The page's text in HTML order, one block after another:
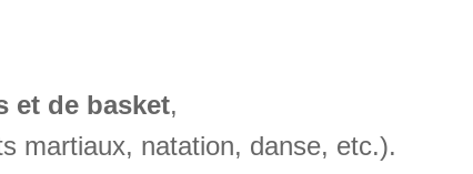
et de basket,
martiaux, natation, danse, etc.).